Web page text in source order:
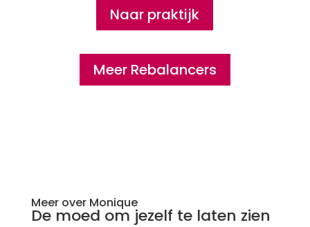
Naar praktijk
Meer Rebalancers
Meer over Monique
De moed om jezelf te laten zien